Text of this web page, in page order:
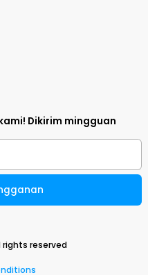
Dikirim mingguan
rights reserved